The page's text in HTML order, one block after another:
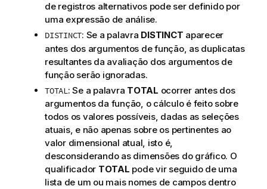
de registros alternativos pode ser definido por
uma expressão de análise.
DISTINCT: Se a palavra DISTINCT aparecer
antes dos argumentos de função, as duplicatas
resultantes da avaliação dos argumentos de
função serão ignoradas.
TOTAL: Se a palavra TOTAL ocorrer antes dos
argumentos da função, o cálculo é feito sobre
todos os valores possíveis, dadas as seleções
atuais, e não apenas sobre os pertinentes ao
valor dimensional atual, isto é,
desconsiderando as dimensões do gráfico. O
qualificador TOTAL pode vir seguido de uma
lista de um ou mais nomes de campos dentro